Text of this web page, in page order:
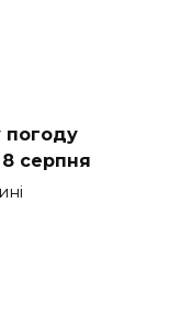
погоду
серпня